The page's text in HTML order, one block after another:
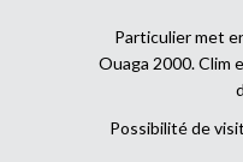
Particulier met
Ouaga 2000. Clim
Possibilité de